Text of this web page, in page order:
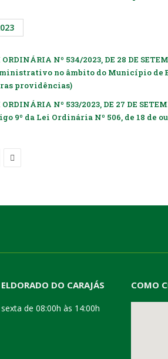
ORDINÁRIA Nº 534/2023, DE 28 DE
no âmbito do Município de
providências)
ORDINÁRIA Nº 533/2023, DE 27 DE
9º da Lei Ordinária Nº 506, de 18 de
Proximo
DO CARAJÁS
de 08:00h às 14:00h
COMO